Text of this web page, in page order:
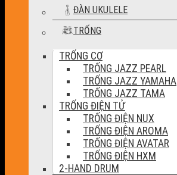
ĐÀN UKULELE
TRỐNG
TRỐNG CƠ
TRỐNG JAZZ PEARL
TRỐNG JAZZ YAMAHA
TRỐNG JAZZ TAMA
TRỐNG ĐIỆN TỬ
TRỐNG ĐIỆN NUX
TRỐNG ĐIỆN AROMA
TRỐNG ĐIỆN AVATAR
TRỐNG ĐIỆN HXM
2-HAND DRUM